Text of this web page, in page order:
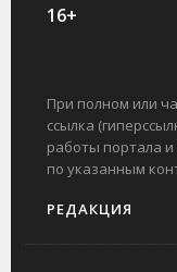
16+
При полном или
ссылка
работы портала
по указанным
РЕДАКЦИЯ